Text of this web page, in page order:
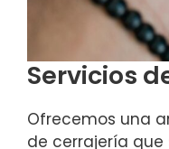
Servicios
Ofrecemos una
de cerrajería